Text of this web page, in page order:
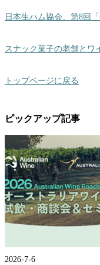
日本生ハム協会、第8回
スナック菓子の老舗とワ
トップページに戻る
ピックアップ記事
2026-7-6